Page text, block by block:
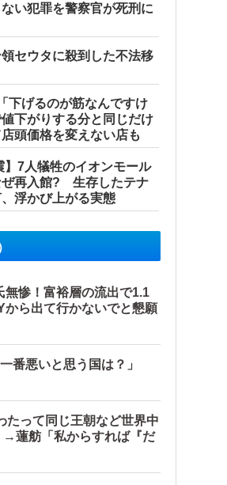
い犯罪を警察官が死刑に
セウタに殺到した不法移
下げるのが筋なんですけ
下がりする分と同じだけ
頭価格を変えない店も
】7人犠牲のイオンモール
ぜ再入館? 生存したテナ
浮かび上がる実態
無惨！富裕層の流出で1.1
から出て行かないでと懇願
番悪いと思う国は？」
たって同じ王朝など世界中
→蓮舫「私からすれば『だ